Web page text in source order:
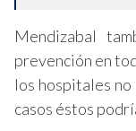
Mendizabal
prevención en
los hospitales
casos éstos